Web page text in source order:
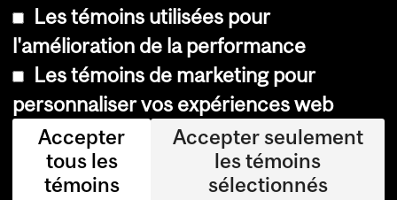
© Université McGill, 2026
Accessibilité
Avis sur les témoins
Paramètres des témoins
Se connecter
Les témoins utilisées pour
l'amélioration de la performance
Les témoins de marketing pour
personnaliser vos expériences web
Accepter
tous les
témoins
Accepter seulement
les témoins
sélectionnés